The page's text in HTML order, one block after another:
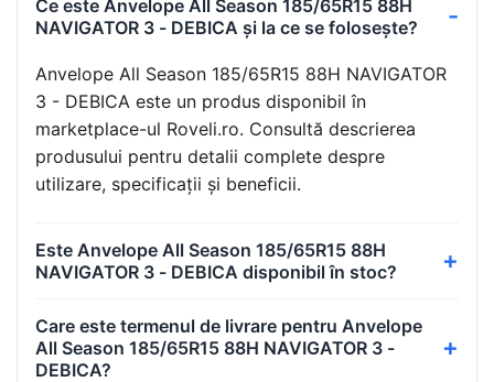
Ce este Anvelope All Season 185/65R15 88H
NAVIGATOR 3 - DEBICA și la ce se folosește?
Anvelope All Season 185/65R15 88H NAVIGATOR
3 - DEBICA este un produs disponibil în
marketplace-ul Roveli.ro. Consultă descrierea
produsului pentru detalii complete despre
utilizare, specificații și beneficii.
Este Anvelope All Season 185/65R15 88H
NAVIGATOR 3 - DEBICA disponibil în stoc?
Care este termenul de livrare pentru Anvelope
All Season 185/65R15 88H NAVIGATOR 3 -
DEBICA?